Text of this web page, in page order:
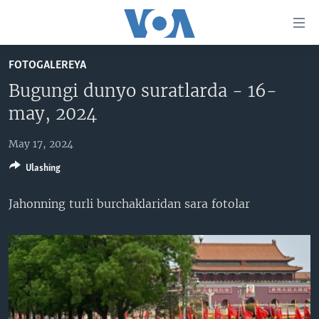
boring
Boshiga
Qidiruvga
o'ting
AMERIKA
MARKAZIY OSIYO
XALQARO
MULTIMEDIA
XALQARO HAYOT
VASHINGTON CHOYXONASI
MOBIL-SALOM!
FACEBOOK
YOUTUBE
INSTAGRAM
INGLIZ TILI DARSLARI
EDITORIAL
FOTOGALEREYA
Bugungi dunyo suratlarda - 16-
may, 2024
May 17, 2024
Jahonning turli burchaklaridan sara fotolar
Ulashing